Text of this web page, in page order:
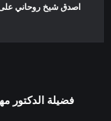
اصدق شيخ روحاني
3فضيلة الدكتور مهدي